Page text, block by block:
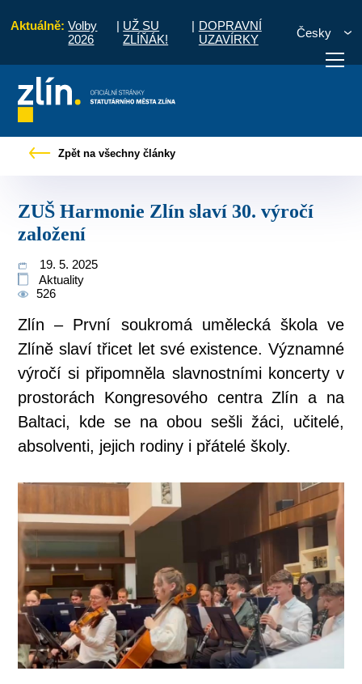
Aktuálně: Volby
2026
| UŽ SU
ZLÍŇÁK!
| DOPRAVNÍ
UZAVÍRKY
Česky
vyřídit Potřebuji zaplatit
Zpět na všechny články
ZUŠ Harmonie Zlín slaví 30. výročí
založení
19. 5. 2025
Aktuality
526
Zlín – První soukromá umělecká škola ve
Zlíně slaví třicet let své existence. Významné
výročí si připomněla slavnostními koncerty v
prostorách Kongresového centra Zlín a na
Baltaci, kde se na obou sešli žáci, učitelé,
absolventi, jejich rodiny i přátelé školy.